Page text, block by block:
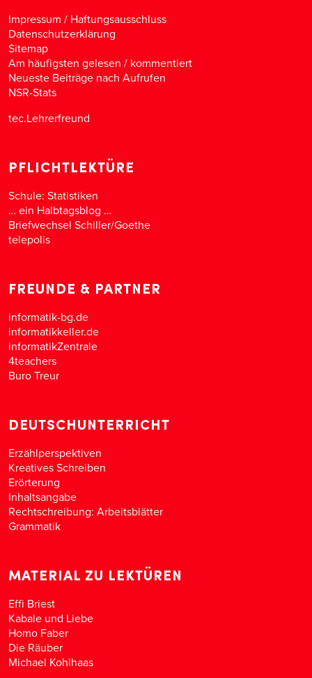
Impressum / Haftungsausschluss
Datenschutzerklärung
Sitemap
Am häufigsten gelesen / kommentiert
Neueste Beiträge nach Aufrufen
NSR-Stats
tec.Lehrerfreund
PFLICHTLEKTÜRE
Schule: Statistiken
… ein Halbtagsblog …
Briefwechsel Schiller/Goethe
telepolis
FREUNDE & PARTNER
informatik-bg.de
informatikkeller.de
informatikZentrale
4teachers
Buro Treur
DEUTSCHUNTERRICHT
Erzählperspektiven
Kreatives Schreiben
Erörterung
Inhaltsangabe
Rechtschreibung: Arbeitsblätter
Grammatik
MATERIAL ZU LEKTÜREN
Effi Briest
Kabale und Liebe
Homo Faber
Die Räuber
Michael Kohlhaas